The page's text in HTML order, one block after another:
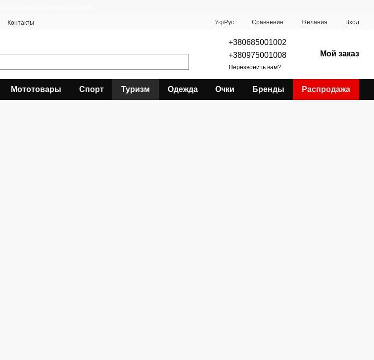
Контакты Укр Рус Сравнение Желания Вход
+380685001002
+380975001008
Перезвонить вам?
Мой заказ
Мототовары Спорт Туризм Одежда Очки Бренды Распродажа